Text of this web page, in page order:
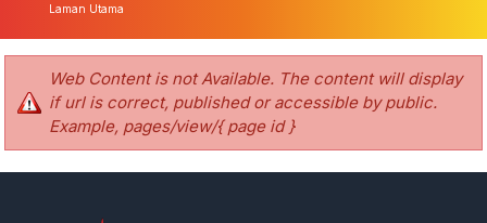
Laman Utama
Web Content is not Available. The content will display
if url is correct, published or accessible by public.
Example, pages/view/{ page id }